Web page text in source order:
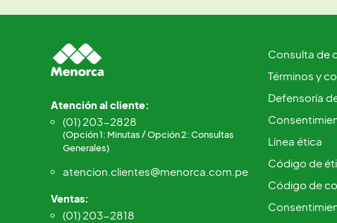
Atención al cliente:
(01) 203-2828
(Opción 1: Minutas / Opción 2: Consultas
Generales)
atencion.clientes@menorca.com.pe
Ventas:
(01) 203-2818
Consulta de
Términos y
Defensoría
Línea ética
Código de
Código de